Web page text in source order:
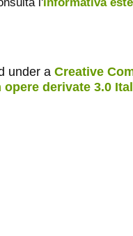
under a Creative
derivate 3.0